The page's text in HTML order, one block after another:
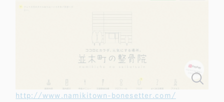
http://www.namikitown-bonesetter.com/